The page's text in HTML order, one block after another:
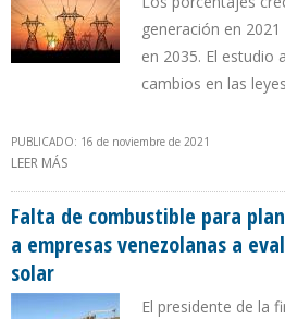
generación en
en 2035. El estudio
cambios en las
PUBLICADO: 16 de noviembre de 2021
LEER MÁS
Falta de combustible para
a empresas venezolanas a
solar
El presidente de la